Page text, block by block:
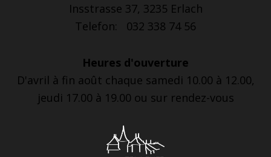
Insstrasse 37, 3235 Erlach
Telefon: 032 338 74 56
Heures d'ouverture
D'avril à fin août chaque samedi 10.00 à 12.00,
jeudi 17.00 à 19.00 ou sur rendez-vous